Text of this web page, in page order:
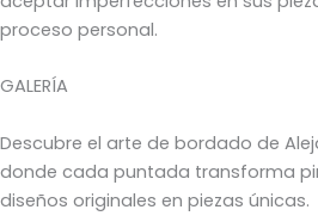
proceso personal.
GALERÍA
Descubre el arte de bordado de
donde cada puntada transforma
diseños originales en piezas únicas.